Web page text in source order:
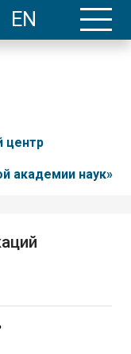
EN
центр
академии наук»